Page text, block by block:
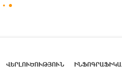
ՎԵՐԼՈՒԾՈՒԹՅՈՒՆ ԻՆՖՈԳՐԱՖԻԿԱ